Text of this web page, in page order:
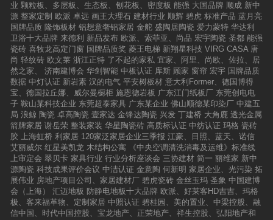
业 颗粒板、多层板、生态板、刨花板、密度板 能强 大国品牌 顺成 新中
源 整家定制 欧派 卓远 画王大理石 建材行业 顺辉 碧虎 标准产品 蓝月亮
国牌品质 隆饰板材 铝想意奢铝家居 金舵 盛陶居陶瓷 爱力蒙特 华达利
卫浴十大品牌 来德利 新品发布 欧派、索菲亚、尚品 宏宇陶瓷 圣都 能强
瓷砖 喜牧龙高定门窗 国牌品质奖 菱王电梯 新翔星科技 VIRG CASA 唐
尚 轻纹砖 欧文莱 浙江正特 了不起的家私 宜家、阿里、尚欧、佐拉、居
然之家、
济南建博会 华剑智能 中板认证 库斯 顾家 窗帘 宏宇 国牌品质
数据 中灯认证 新岩素 汉的电气 平安树板材 意大利Former、德国博得
宝、德国拉丘娜、威尔曼橱柜 施恩德岩板 广东江门纸板厂 东莞创电电
子 鞍山某科技企业 东莞超泰家具 广东某企业 佛山顺德某印染厂 中建五
局 浪鲸 陶瓷 卓高陶瓷 壹家达 金锋达陶瓷 兴发 丁建桥 大角鹿 透光金属
箭牌家居 谢岳荣 整装家装 华星陶瓷砖 高质标认证 中纺认证 玛格 瓷砖
胶 上海虹桥 利家居 120家泛家居企业三季报 江豪、日照、蓝天、诺信
艾丽威尔 红星美凯龙 木结构公寓
《中央空调清洗消毒及运维》标准线
上审定会 翠贝卡 家具行业 行业分析座谈会 三协建材 简一 丽维家 新中
源陶瓷 科技成果评价会议 中洁认证 金意陶 何新明 家居企业、光污染 拓
展伟业 房地产项目公司、家居建材厂 碧虎瓷砖 金丝玉玛 圣象 中国建博
会（上海）
汇迈地板 防静电地板十大品牌 欧派、好莱客HD吉吉、玛格
极、客来福革物、定制家居 中照认证 碧桂园、美的置业、中梁控股、融
信中国、时代中国控股、宝龙地产、正荣地产、祥生控股、弘阳地产和